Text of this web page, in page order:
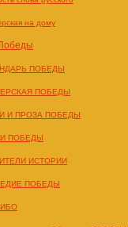
на дому
ПОБЕДЫ
ПОБЕДЫ
И ПРОЗА ПОБЕДЫ
ПОБЕДЫ
ИСТОРИИ
ПОБЕДЫ